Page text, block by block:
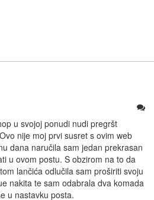
u svojoj ponudi nudi pregršt
nije moj prvi susret s ovim web
dana naručila sam jedan prekrasan
u ovom postu. S obzirom na to da
lančića odlučila sam proširiti svoju
nakita te sam odabrala dva komada
u nastavku posta.